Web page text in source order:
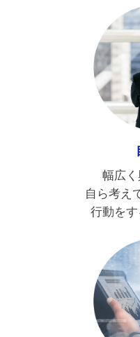
幅広く
自ら考え
行動を